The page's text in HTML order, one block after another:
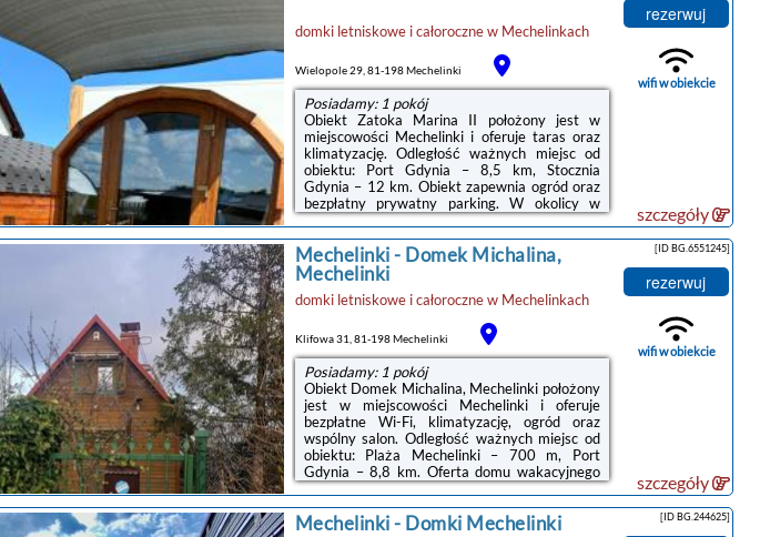
PKP Gdynia Główna – 12 km. Lotnisko
Lotnisko Gdańsk-Rębiechowo znajduje się 32
km od obiektu.Doba hotelowa od godziny ...
domki letniskowe i całorocznew Mechelinkach
Wielopole 29, 81-198 Mechelinki
Posiadamy: 1 pokój
Obiekt Zatoka Marina II położony jest w
miejscowości Mechelinki i oferuje taras oraz
klimatyzację. Odległość ważnych miejsc od
obiektu: Port Gdynia – 8,5 km, Stocznia
Gdynia – 12 km. Obiekt zapewnia ogród oraz
bezpłatny prywatny parking. W okolicy w
odległości 500 m znajduje się Plaża
Mechelinki.W domu wakacyjnym z 1 sypialnią
zapewniono bezpłatne Wi-Fi, telewizor z
płaskim ekranem z dostępem do kanałów
satelitarnych oraz kuchnię z lodówką i
mikrofalówką. W domu wakacyjnym
zapewniono ręczniki i pościel.Obiekt Zatoka
Marina II oferuje wypożyczalnię rowerów. W
okolicy ...
rezerwuj
wifi w obiekcie
szczegóły
Mechelinki- Domek Michalina,
Mechelinki
domki letniskowe i całorocznew Mechelinkach
Klifowa 31, 81-198 Mechelinki
Posiadamy: 1 pokój
Obiekt Domek Michalina, Mechelinki położony
jest w miejscowości Mechelinki i oferuje
bezpłatne Wi-Fi, klimatyzację, ogród oraz
wspólny salon. Odległość ważnych miejsc od
obiektu: Plaża Mechelinki – 700 m, Port
Gdynia – 8,8 km. Oferta domu wakacyjnego
obejmuje bezpłatny prywatny parking oraz
wspólną kuchnię.W domu wakacyjnym
zapewniono taras, kilka sypialni (2), salon z
[ID BG.6551245]
rezerwuj
wifi w obiekcie
szczegóły
Mechelinki- Domki Mechelinki [ID BG.244625]